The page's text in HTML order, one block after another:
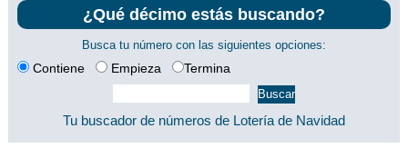
¿Qué décimo estás buscando?
Busca tu número con las siguientes opciones:
Contiene Empieza Termina
Tu buscador de números de Lotería de Navidad